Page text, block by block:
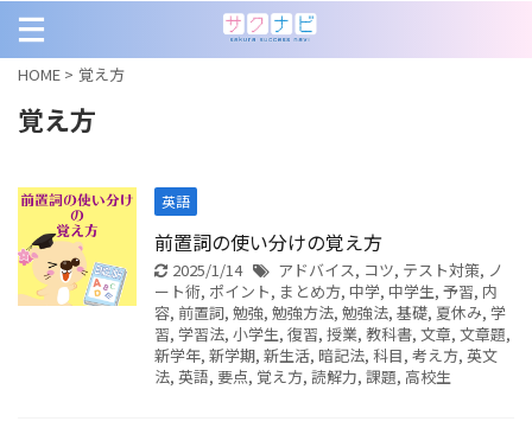
HOME > 覚え方
覚え方
英語
前置詞の使い分けの覚え方
2025/1/14 アドバイス, コツ, テスト対策, ノ
ート術, ポイント, まとめ方, 中学, 中学生, 予習, 内
容, 前置詞, 勉強, 勉強方法, 勉強法, 基礎, 夏休み, 学
習, 学習法, 小学生, 復習, 授業, 教科書, 文章, 文章題,
新学年, 新学期, 新生活, 暗記法, 科目, 考え方, 英文
法, 英語, 要点, 覚え方, 読解力, 課題, 高校生